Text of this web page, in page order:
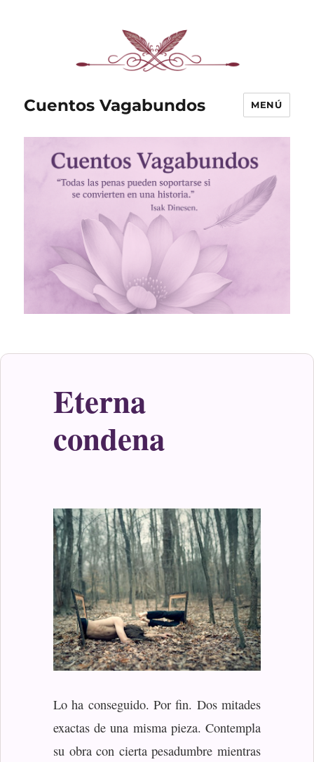
Cuentos Vagabundos MENÚ
Eterna
condena
Lo ha conseguido. Por fin. Dos mitades
exactas de una misma pieza. Contempla
su obra con cierta pesadumbre mientras